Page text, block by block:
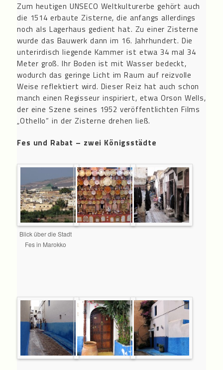
Zum heutigen UNSECO Weltkulturerbe gehört auch
die 1514 erbaute Zisterne, die anfangs allerdings
noch als Lagerhaus gedient hat. Zu einer Zisterne
wurde das Bauwerk dann im 16. Jahrhundert. Die
unterirdisch liegende Kammer ist etwa 34 mal 34
Meter groß. Ihr Boden ist mit Wasser bedeckt,
wodurch das geringe Licht im Raum auf reizvolle
Weise reflektiert wird. Dieser Reiz hat auch schon
manch einen Regisseur inspiriert, etwa Orson Wells,
der eine Szene seines 1952 veröffentlichten Films
„Othello“ in der Zisterne drehen ließ.
Fes und Rabat – zwei Königsstädte
Blick über die Stadt
Fes in Marokko